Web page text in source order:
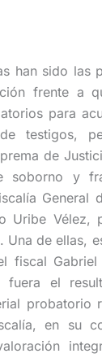
han sido las
frente a
para
testigos,
de
soborno y
General
Uribe Vélez,
Una de ellas,
fiscal
el
probatorio
en su